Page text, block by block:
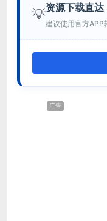
💡资源下载直达
建议使用官方APP
广告